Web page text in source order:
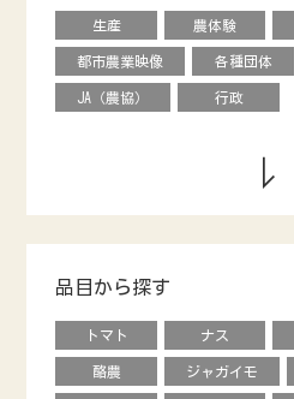
生産 農体験
都市農業映像 各種団体
JA（農協） 行政
品目から探す
トマト ナス
酪農 ジャガイモ